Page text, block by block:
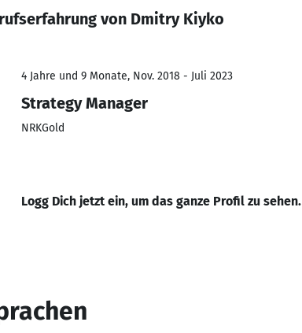
von Dmitry Kiyko
4 Jahre und 9 Monate, Nov. 2018 - Juli 2023
Strategy Manager
NRKGold
Logg Dich jetzt ein, um das ganze Profil zu sehen.